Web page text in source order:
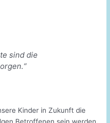
sind die
Kinder in Zukunft die